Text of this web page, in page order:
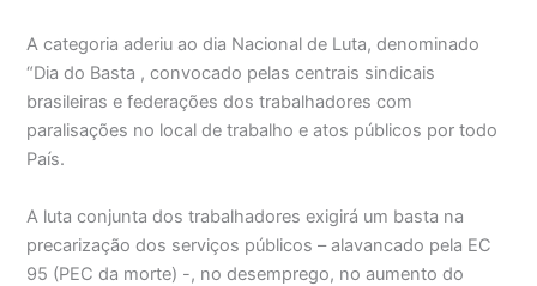
A categoria aderiu ao dia Nacional de Luta, denominado
“Dia do Basta , convocado pelas centrais sindicais
brasileiras e federações dos trabalhadores com
paralisações no local de trabalho e atos públicos por todo
País.
A luta conjunta dos trabalhadores exigirá um basta na
precarização dos serviços públicos – alavancado pela EC
95 (PEC da morte) -, no desemprego, no aumento do